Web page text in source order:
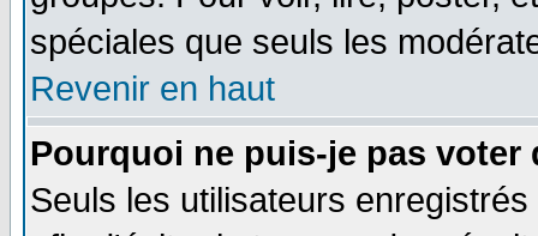
spéciales que seuls les
Revenir en haut
Pourquoi ne puis-je pas voter
Seuls les utilisateurs